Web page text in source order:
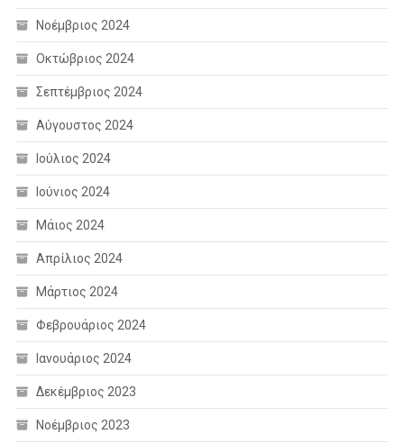
Νοέμβριος 2024
Οκτώβριος 2024
Σεπτέμβριος 2024
Αύγουστος 2024
Ιούλιος 2024
Ιούνιος 2024
Μάιος 2024
Απρίλιος 2024
Μάρτιος 2024
Φεβρουάριος 2024
Ιανουάριος 2024
Δεκέμβριος 2023
Νοέμβριος 2023